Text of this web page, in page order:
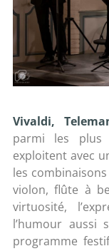
Vivaldi,
parmi les plus
exploitent avec
les
violon, flûte à
virtuosité,
l’humour
programme